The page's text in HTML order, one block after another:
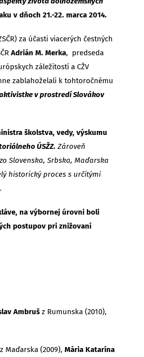
v dňoch 21.-22. marca 2014.
za účasti viacerých čestných
Adrián M. Merka, predseda
záležitostí a CŽV
zablahoželali k tohtoročnému
v prostredí Slovákov
školstva, vedy, výskumu
ÚSŽZ. Zároveň
Slovenska, Srbska, Maďarska
historický proces s určitými
na výbornej úrovni boli
postupov pri znižovaní
Ambruš z Rumunska (2010),
z Maďarska (2009), Mária Katarína